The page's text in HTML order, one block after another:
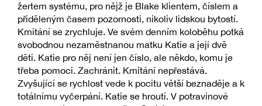
žertem systému, pro nějž je Blake klientem, číslem a
přiděleným časem pozornosti, nikoliv lidskou bytostí.
Kmitání se zrychluje. Ve svém denním koloběhu potká
svobodnou nezaměstnanou matku Katie a její dvě
děti. Katie pro něj není jen číslo, ale někdo, komu je
třeba pomoci. Zachránit. Kmitání nepřestává.
Zvyšující se rychlost vede k pocitu větší beznaděje a k
totálnímu vyčerpání. Katie se hroutí. V potravinové